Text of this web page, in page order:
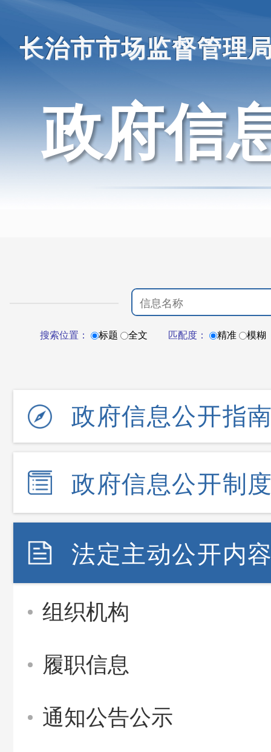
长治市市场监督管理
政府信
搜索位置： 标题 全文 匹配度： 精准 模糊
政府信息公开指
政府信息公开制
法定主动公开内
组织机构
履职信息
通知公告公示